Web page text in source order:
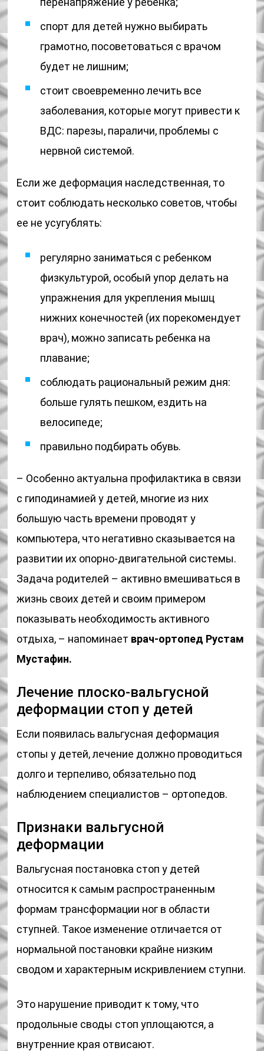
спорт для детей нужно выбирать
грамотно, посоветоваться с врачом
будет не лишним;
стоит своевременно лечить все
заболевания, которые могут привести к
ВДС: парезы, параличи, проблемы с
нервной системой.
Если же деформация наследственная, то
стоит соблюдать несколько советов, чтобы
ее не усугублять:
регулярно заниматься с ребенком
физкультурой, особый упор делать на
упражнения для укрепления мышц
нижних конечностей (их порекомендует
врач), можно записать ребенка на
плавание;
соблюдать рациональный режим дня:
больше гулять пешком, ездить на
велосипеде;
правильно подбирать обувь.
– Особенно актуальна профилактика в связи
с гиподинамией у детей, многие из них
большую часть времени проводят у
компьютера, что негативно сказывается на
развитии их опорно-двигательной системы.
Задача родителей – активно вмешиваться в
жизнь своих детей и своим примером
показывать необходимость активного
отдыха, – напоминает врач-ортопед Рустам
Мустафин.
Лечение плоско-вальгусной
деформации стоп у детей
Если появилась вальгусная деформация
стопы у детей, лечение должно проводиться
долго и терпеливо, обязательно под
наблюдением специалистов – ортопедов.
Признаки вальгусной
деформации
Вальгусная постановка стоп у детей
относится к самым распространенным
формам трансформации ног в области
ступней. Такое изменение отличается от
нормальной постановки крайне низким
сводом и характерным искривлением ступни.
Это нарушение приводит к тому, что
продольные своды стоп уплощаются, а
внутренние края отвисают.